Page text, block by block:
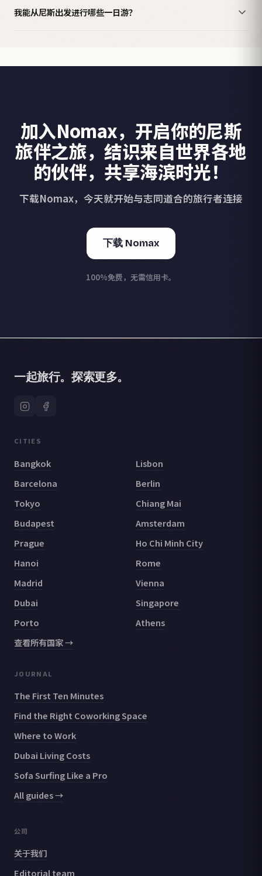
我能从尼斯出发进行哪些一日游？
加入Nomax，开启你的尼斯
旅伴之旅，结识来自世界各地
的伙伴，共享海滨时光！
下载Nomax，今天就开始与志同道合的旅行者连接
下载 Nomax
100%免费，无需信用卡。
一起旅行。探索更多。
CITIES
Bangkok
Lisbon
Barcelona
Berlin
Tokyo
Chiang Mai
Budapest
Amsterdam
Prague
Ho Chi Minh City
Hanoi
Rome
Madrid
Vienna
Dubai
Singapore
Porto
Athens
查看所有国家 →
JOURNAL
The First Ten Minutes
Find the Right Coworking Space
Where to Work
Dubai Living Costs
Sofa Surfing Like a Pro
All guides →
公司
关于我们
Editorial team